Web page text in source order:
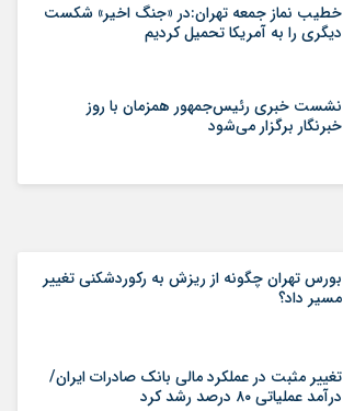
خطیب نماز جمعه تهران:در «جنگ اخیر» شکست
دیگری را به آمریکا تحمیل کردیم
نشست خبری رئیس‌جمهور همزمان با روز
خبرنگار برگزار می‌شود
بورس تهران چگونه از ریزش به رکوردشکنی تغییر
مسیر داد؟
تغییر مثبت در عملکرد مالی بانک صادرات ایران/
درآمد عملیاتی ۸۰ درصد رشد کرد